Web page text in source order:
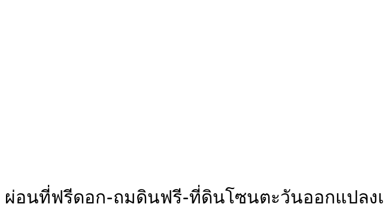
ผ่อนที่ฟรีดอก-ถมดินฟรี-ที่ดินโซนตะวันออกแปลง